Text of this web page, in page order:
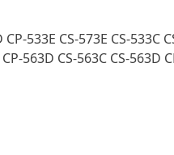
533E CS-573E CS-533C
563D CS-563C CS-563D